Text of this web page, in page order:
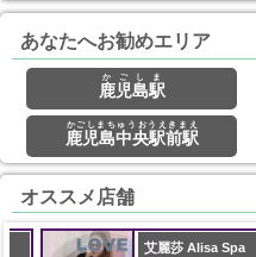
あなたへお勧めエリア
鹿児島駅
かごしま
鹿児島中央駅前駅
かごしまちゅうおうえきまえ
オススメ店舗
艾麗莎 Alisa Spa